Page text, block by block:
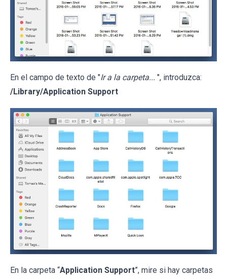
En el campo de texto de "Ir a la carpeta... ", introduzca:
/Library/Application Support
En la carpeta “Application Support”, mire si hay carpetas